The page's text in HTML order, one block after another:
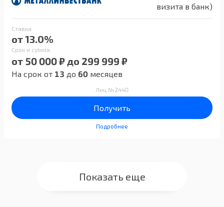
визита в банк)
Ставка
от 13.0%
Срок и сумма
от 50 000 ₽ до 299 999 ₽
На срок от 13 до 60 месяцев
Лиц №2440
Получить
Подробнее
Показать еще